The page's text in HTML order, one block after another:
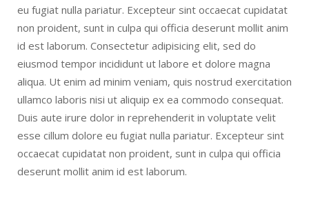
eu fugiat nulla pariatur. Excepteur sint occaecat cupidatat
non proident, sunt in culpa qui officia deserunt mollit anim
id est laborum. Consectetur adipisicing elit, sed do
eiusmod tempor incididunt ut labore et dolore magna
aliqua. Ut enim ad minim veniam, quis nostrud exercitation
ullamco laboris nisi ut aliquip ex ea commodo consequat.
Duis aute irure dolor in reprehenderit in voluptate velit
esse cillum dolore eu fugiat nulla pariatur. Excepteur sint
occaecat cupidatat non proident, sunt in culpa qui officia
deserunt mollit anim id est laborum.